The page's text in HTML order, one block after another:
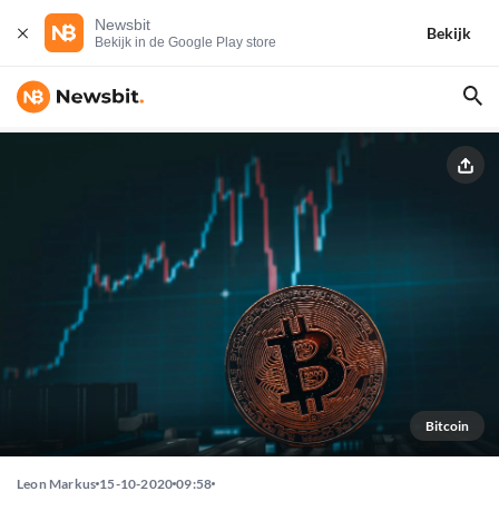
Newsbit
Bekijk in de Google Play store
Bekijk
Bitcoin
Leon Markus 15-10-2020 09:58